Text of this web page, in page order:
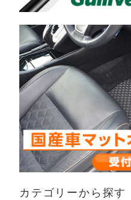
カテゴリーから探す